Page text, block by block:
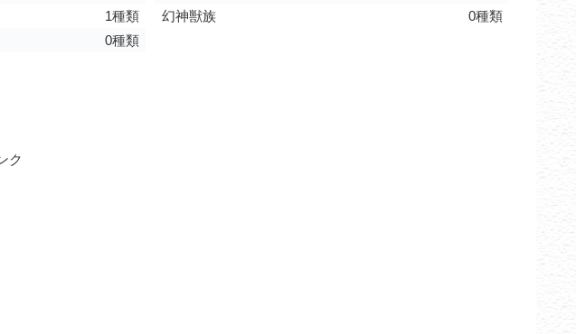
1種類
0種類
幻神獣族
0種類
ク